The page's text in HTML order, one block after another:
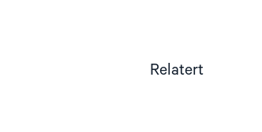
Relatert